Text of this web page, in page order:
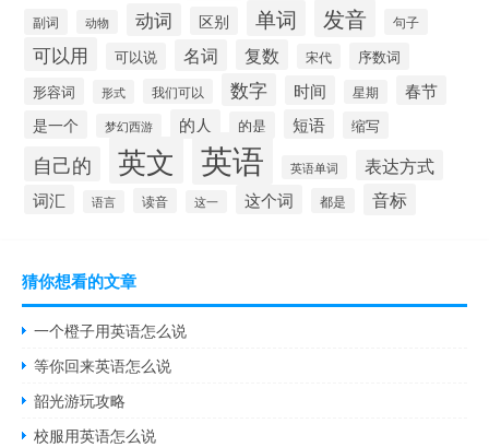
副词
动物 动词 区别 单词 发音 句子
可以用 可以说 名词 复数 宋代
序数词
形容词
形式 我们可以 数字 时间 星期 春节
是一个 梦幻西游 的人 的是 短语 缩写
自己的 英文 英语 英语单词 表达方式
词汇 语言 读音 这一 这个词 都是 音标
猜你想看的文章
一个橙子用英语怎么说
等你回来英语怎么说
韶光游玩攻略
校服用英语怎么说